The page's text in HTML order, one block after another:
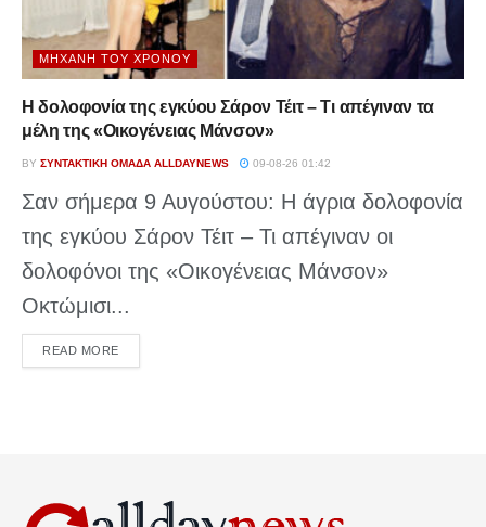
ΜΗΧΑΝΉ ΤΟΥ ΧΡΌΝΟΥ
Η δολοφονία της εγκύου Σάρον Τέιτ – Τι απέγιναν τα
μέλη της «Οικογένειας Μάνσον»
BY ΣΥΝΤΑΚΤΙΚΉ ΟΜΆΔΑ ALLDAYNEWS 09-08-26 01:42
Σαν σήμερα 9 Αυγούστου: Η άγρια δολοφονία
της εγκύου Σάρον Τέιτ – Τι απέγιναν οι
δολοφόνοι της «Οικογένειας Μάνσον»
Οκτώμισι...
READ MOREDETAILS